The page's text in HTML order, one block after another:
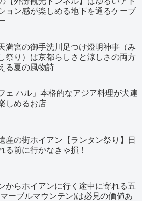
ョン感が楽しめる地下を通るケーブ
満宮の御手洗川足つけ燈明神事（み
祭り）は京都らしさと涼しさの両方
る夏の風物詩
ェ ハル」本格的なアジア料理が犬連
しめるお店
産の街ホイアン【ランタン祭り】日
る前に行かなきゃ損！
からホイアンに行く途中に寄れる五
ーブルマウンテン)は必見の価値あ